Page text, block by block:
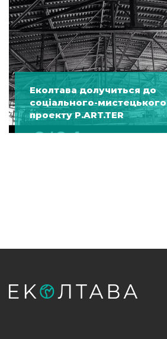
Еколтава долучиться до
соціального-мистецького
проекту P.ART.TER